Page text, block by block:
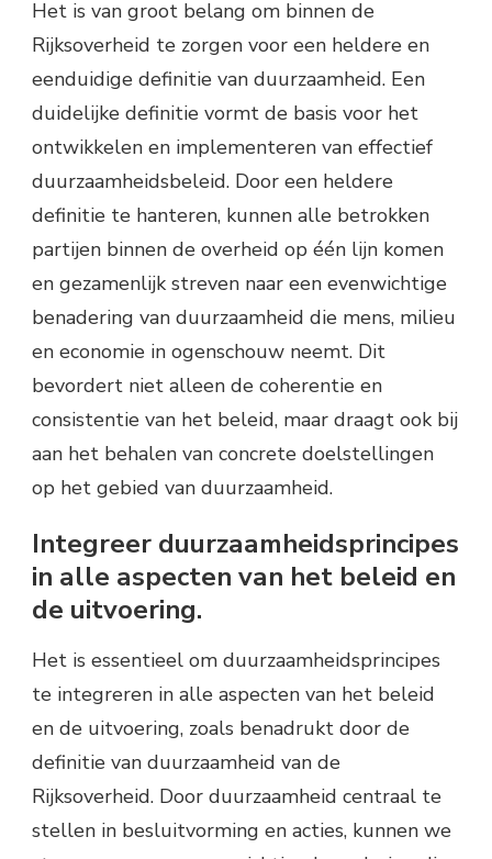
Het is van groot belang om binnen de
Rijksoverheid te zorgen voor een heldere en
eenduidige definitie van duurzaamheid. Een
duidelijke definitie vormt de basis voor het
ontwikkelen en implementeren van effectief
duurzaamheidsbeleid. Door een heldere
definitie te hanteren, kunnen alle betrokken
partijen binnen de overheid op één lijn komen
en gezamenlijk streven naar een evenwichtige
benadering van duurzaamheid die mens, milieu
en economie in ogenschouw neemt. Dit
bevordert niet alleen de coherentie en
consistentie van het beleid, maar draagt ook bij
aan het behalen van concrete doelstellingen
op het gebied van duurzaamheid.
Integreer duurzaamheidsprincipes
in alle aspecten van het beleid en
de uitvoering.
Het is essentieel om duurzaamheidsprincipes
te integreren in alle aspecten van het beleid
en de uitvoering, zoals benadrukt door de
definitie van duurzaamheid van de
Rijksoverheid. Door duurzaamheid centraal te
stellen in besluitvorming en acties, kunnen we